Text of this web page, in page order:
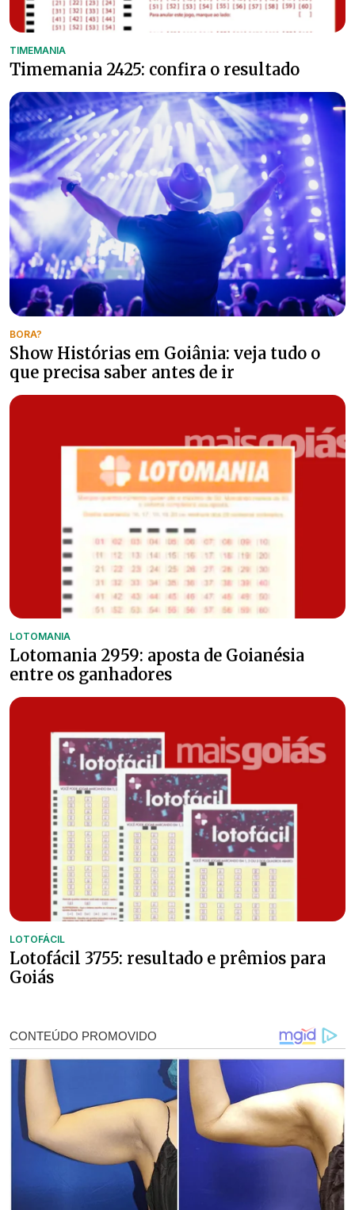
TIMEMANIA
Timemania 2425: confira o resultado
BORA?
Show Histórias em Goiânia: veja tudo o
que precisa saber antes de ir
LOTOMANIA
Lotomania 2959: aposta de Goianésia
entre os ganhadores
LOTOFÁCIL
Lotofácil 3755: resultado e prêmios para
Goiás